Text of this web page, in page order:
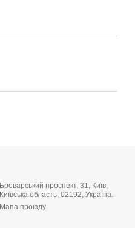
Броварський проспект, 31, Київ,
Київська область, 02192, Україна.
Мапа проїзду